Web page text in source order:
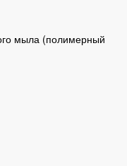
мыла (полимерный